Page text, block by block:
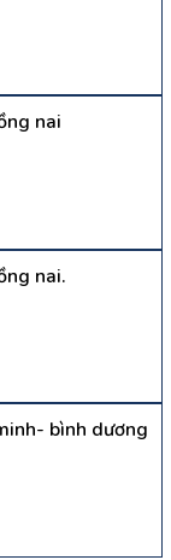
nai
nai.
bình dương